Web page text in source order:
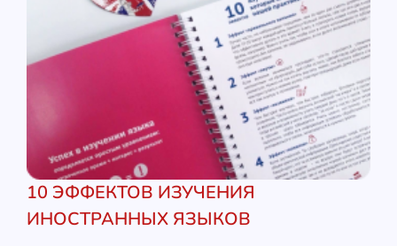
10 ЭФФЕКТОВ ИЗУЧЕНИЯ
ИНОСТРАННЫХ ЯЗЫКОВ